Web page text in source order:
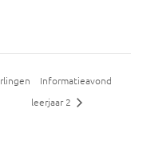
Informatieavond
leerjaar 2